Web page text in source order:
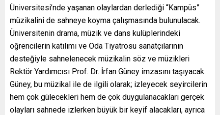
Üniversitesi’nde yaşanan olaylardan derlediği “Kampüs”
müzikalini de sahneye koyma çalışmasında bulunulacak.
Üniversitenin drama, müzik ve dans kulüplerindeki
öğrencilerin katılımı ve Oda Tiyatrosu sanatçılarının
desteğiyle sahnelenecek müzikalin söz ve müzikleri
Rektör Yardımcısı Prof. Dr. İrfan Güney imzasını taşıyacak.
Güney, bu müzikal ile de ilgili olarak; izleyecek seyircilerin
hem çok gülecekleri hem de çok duygulanacakları gerçek
olayları sahnede izlerken büyük bir keyif alacakları, ayrıca